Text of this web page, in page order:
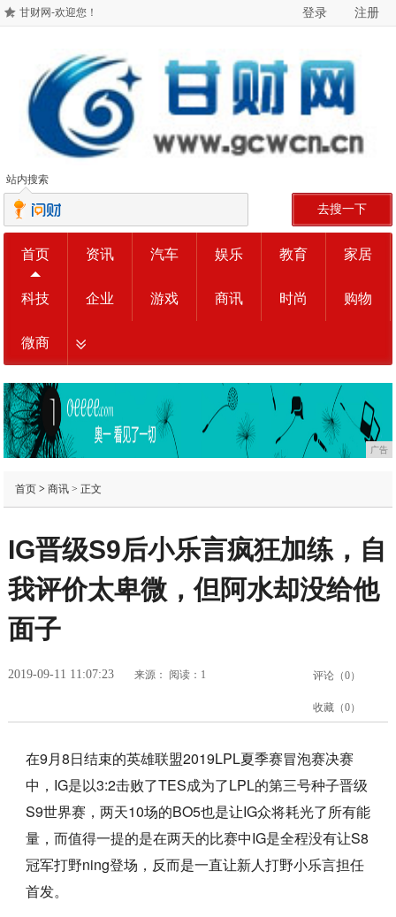
甘财网-欢迎您！ 登录 注册
站内搜索
去搜一下
首页 资讯 汽车 娱乐 教育 家居
科技 企业 游戏 商讯 时尚 购物
微商
广告
首页> 商讯> 正文
IG晋级S9后小乐言疯狂加练，自
我评价太卑微，但阿水却没给他
面子
2019-09-11 11:07:23 来源： 阅读：1 评论（0）
收藏（0）
在9月8日结束的英雄联盟2019LPL夏季赛冒泡赛决赛
中，IG是以3:2击败了TES成为了LPL的第三号种子晋级
S9世界赛，两天10场的BO5也是让IG众将耗光了所有能
量，而值得一提的是在两天的比赛中IG是全程没有让S8
冠军打野ning登场，反而是一直让新人打野小乐言担任
首发。